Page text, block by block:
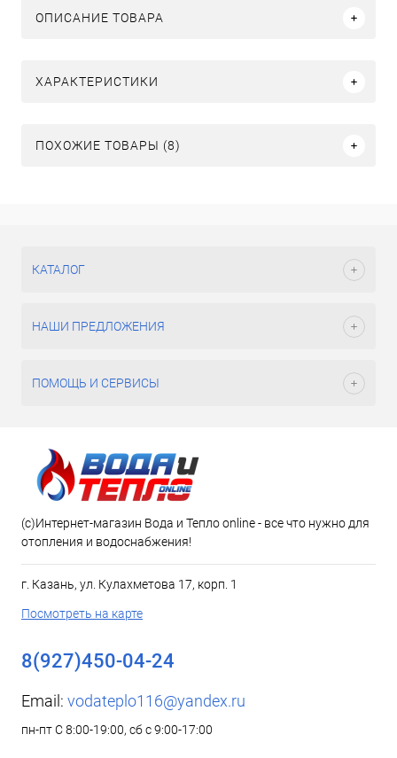
ОПИСАНИЕ ТОВАРА
ХАРАКТЕРИСТИКИ
ПОХОЖИЕ ТОВАРЫ (8)
КАТАЛОГ
НАШИ ПРЕДЛОЖЕНИЯ
ПОМОЩЬ И СЕРВИСЫ
(c)Интернет-магазин Вода и Тепло online - все что нужно для
отопления и водоснабжения!
г. Казань, ул. Кулахметова 17, корп. 1
Посмотреть на карте
8(927)450-04-24
Email: vodateplo116@yandex.ru
пн-пт С 8:00-19:00, сб с 9:00-17:00